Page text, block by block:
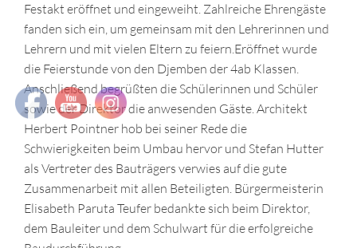
Festakt eröffnet und eingeweiht. Zahlreiche Ehrengäste
fanden sich ein, um gemeinsam mit den Lehrerinnen und
Lehrern und mit vielen Eltern zu feiern.Eröffnet wurde
die Feierstunde von den Djemben der 4ab Klassen.
Anschließend begrüßten die Schülerinnen und Schüler
sowie der Direktor die anwesenden Gäste. Architekt
Herbert Pointner hob bei seiner Rede die
Schwierigkeiten beim Umbau hervor und Stefan Hutter
als Vertreter des Bauträgers verwies auf die gute
Zusammenarbeit mit allen Beteiligten. Bürgermeisterin
Elisabeth Paruta Teufer bedankte sich beim Direktor,
dem Bauleiter und dem Schulwart für die erfolgreiche